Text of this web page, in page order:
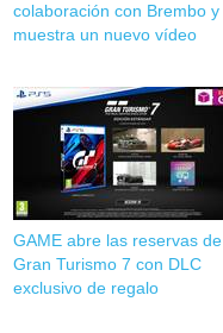
colaboración con Brembo y
muestra un nuevo vídeo
GAME abre las reservas de
Gran Turismo 7 con DLC
exclusivo de regalo